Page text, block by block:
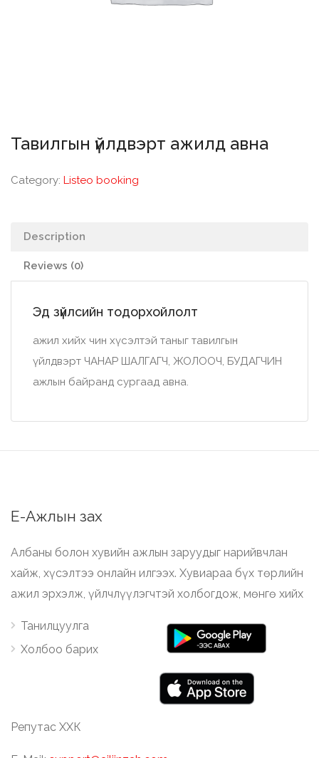
Тавилгын үйлдвэрт ажилд авна
Category: Listeo booking
Description
Reviews (0)
Эд зүйлсийн тодорхойлолт
ажил хийх чин хүсэлтэй таныг тавилгын
үйлдвэрт ЧАНАР ШАЛГАГЧ, ЖОЛООЧ, БУДАГЧИН
ажлын байранд сургаад авна.
Е-Ажлын зах
Албаны болон хувийн ажлын заруудыг нарийвчлан
хайж, хүсэлтээ онлайн илгээх. Хувиараа бүх төрлийн
ажил эрхэлж, үйлчлүүлэгчтэй холбогдож, мөнгө хийх
Танилцуулга
Холбоо барих
Репутас ХХК